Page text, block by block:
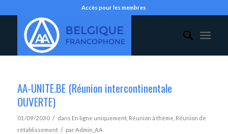
Accès pour les membres
AA-UNITE.BE (Réunion intercontinentale
OUVERTE)
01/09/2030 / dans En ligne uniquement, Réunion à thème Réunion de
rétablissement / parAdmin_AA